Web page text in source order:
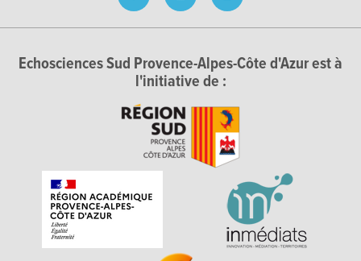
Echosciences Sud Provence-Alpes-Côte d'Azur est à
l'initiative de :